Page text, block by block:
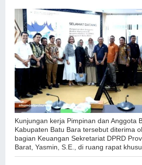
Kunjungan kerja Pimpinan dan Anggota
Kabupaten Batu Bara tersebut diterima
bagian Keuangan Sekretariat DPRD
Barat, Yasmin, S.E., di ruang rapat